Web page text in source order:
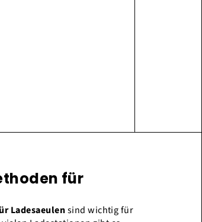
für
Ladesaeulensind wichtig für